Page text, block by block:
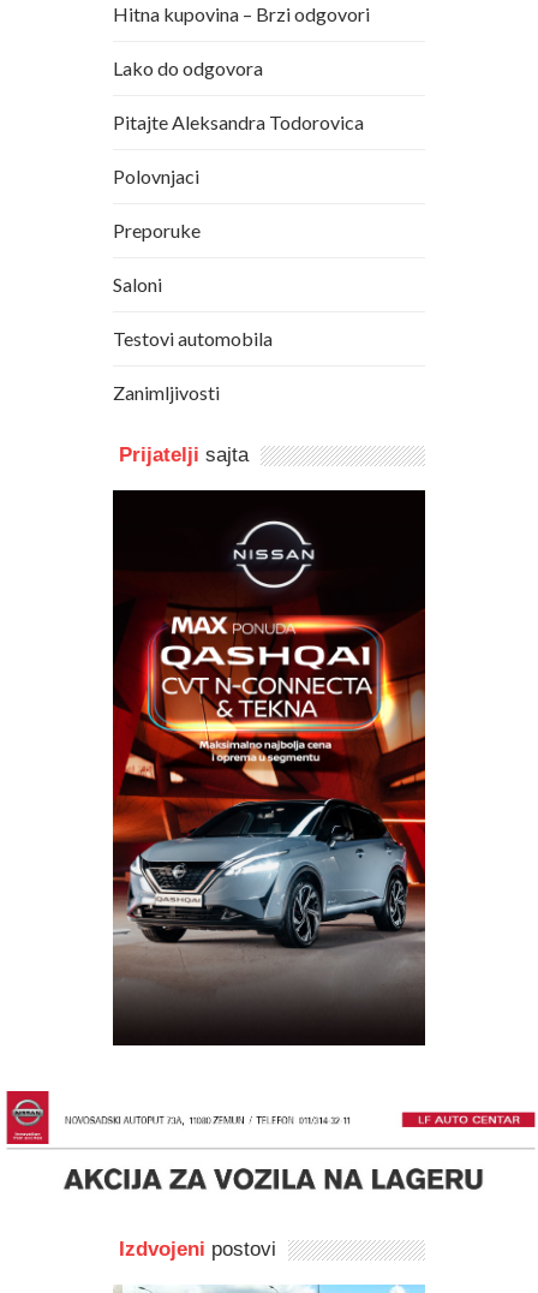
Hitna kupovina – Brzi odgovori
Lako do odgovora
Pitajte Aleksandra Todorovica
Polovnjaci
Preporuke
Saloni
Testovi automobila
Zanimljivosti
Prijatelji sajta
Izdvojeni postovi